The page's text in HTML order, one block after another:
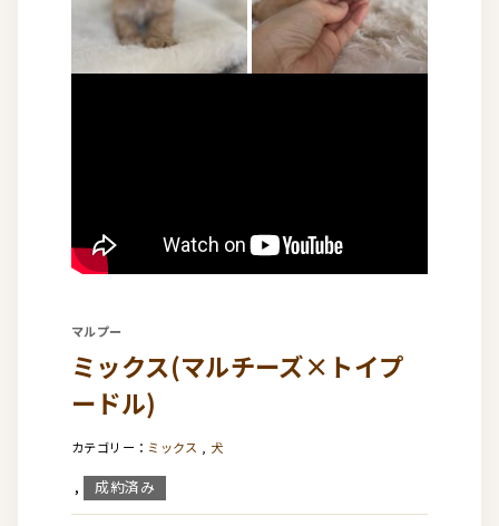
マルプー
ミックス(マルチーズ×トイプ
ードル)
ミックス 犬
, 成約済み